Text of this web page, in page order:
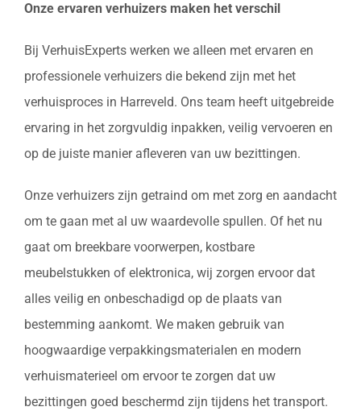
Onze ervaren verhuizers maken het verschil
Bij VerhuisExperts werken we alleen met ervaren en
professionele verhuizers die bekend zijn met het
verhuisproces in Harreveld. Ons team heeft uitgebreide
ervaring in het zorgvuldig inpakken, veilig vervoeren en
op de juiste manier afleveren van uw bezittingen.
Onze verhuizers zijn getraind om met zorg en aandacht
om te gaan met al uw waardevolle spullen. Of het nu
gaat om breekbare voorwerpen, kostbare
meubelstukken of elektronica, wij zorgen ervoor dat
alles veilig en onbeschadigd op de plaats van
bestemming aankomt. We maken gebruik van
hoogwaardige verpakkingsmaterialen en modern
verhuismaterieel om ervoor te zorgen dat uw
bezittingen goed beschermd zijn tijdens het transport.